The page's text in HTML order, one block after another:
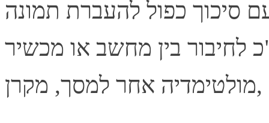
סיכוך כפול להעברת תמונה
לחיבור בין מחשב או מכשיר